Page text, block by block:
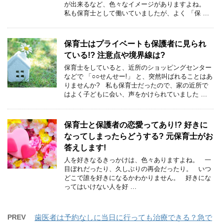
が出来るなど、色々なイメージがありますよね。
私も保育士として働いていましたが、よく 「保 …
保育士はプライベートも保護者に見られ
ている!? 注意点や境界線は?
保育士をしていると、近所のショッピングセンター
などで 「○○せんせー!」 と、突然叫ばれることはあ
りませんか? 私も保育士だったので、家の近所で
はよく子どもに会い、声をかけられていました …
保育士と保護者の恋愛ってあり!? 好きに
なってしまったらどうする? 元保育士がお
答えします!
人を好きなるきっかけは、色々ありますよね。 一
目ぼれだったり、久しぶりの再会だったり。 いつ
どこで誰を好きになるかわかりません。 好きにな
ってはいけない人を好 …
PREV
歯医者は予約なしに当日に行っても治療できる？急で